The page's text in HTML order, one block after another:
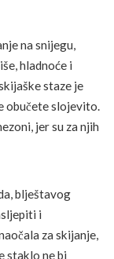
na snijegu,
hladnoće i
staze je
obučete slojevito.
jer su za njih
blještavog
i
za skijanje,
staklo ne bi